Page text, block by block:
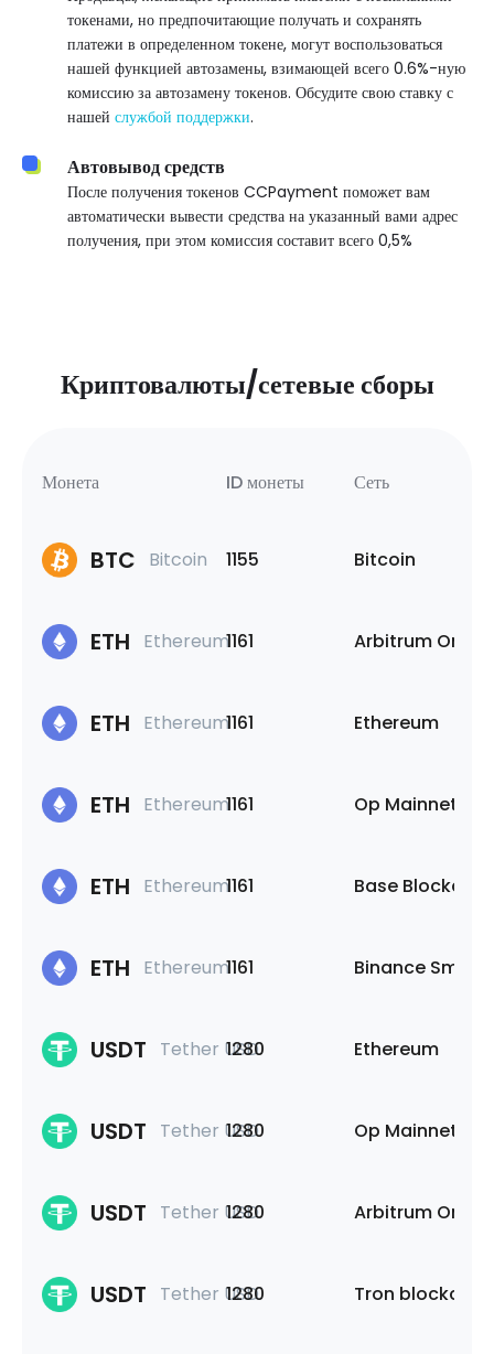
токенами, но предпочитающие получать и сохранять
платежи в определенном токене, могут воспользоваться
нашей функцией автозамены, взимающей всего 0.6%-ную
комиссию за автозамену токенов. Обсудите свою ставку с
нашей службой поддержки.
Автовывод средств
После получения токенов CCPayment поможет вам
автоматически вывести средства на указанный вами адрес
получения, при этом комиссия составит всего 0,5%
Криптовалюты/сетевые сборы
Монета ID монеты Сеть
BTC Bitcoin 1155 Bitcoin
ETH Ethereum1161 Arbitrum One
ETH Ethereum1161 Ethereum
ETH Ethereum1161 Op Mainnet
ETH Ethereum1161 Base
ETH Ethereum1161 Binance Smart
USDT Tether USD
1280 Ethereum
USDT Tether USD
1280 Op Mainnet
USDT Tether USD
1280 Arbitrum One
USDT Tether USD
1280 Tron